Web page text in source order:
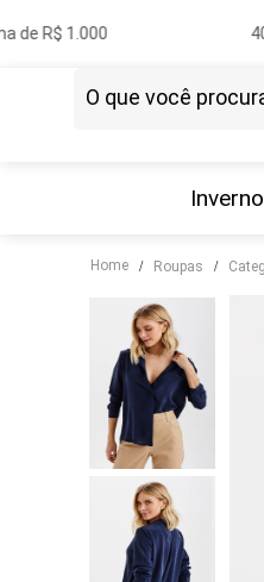
R$ 1.000
Home roupas
3º
calça
blusa
tricot
6º
camisa
7º
couro
calça jeans
saia
º jeans